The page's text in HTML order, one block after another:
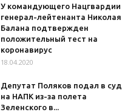
У командующего Нацгвардии
генерал-лейтенанта Николая
Балана подтвержден
положительный тест на
коронавирус
18.04.2020
Депутат Поляков подал в суд
на НАПК из-за полета
Зеленского в...